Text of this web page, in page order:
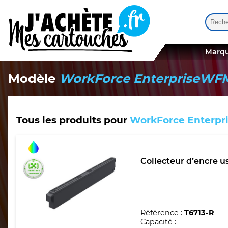
Modèle WorkForce
Tous les produits pour WorkForce
Collecteur d’encre
Référence :T6713-R
Capacité :